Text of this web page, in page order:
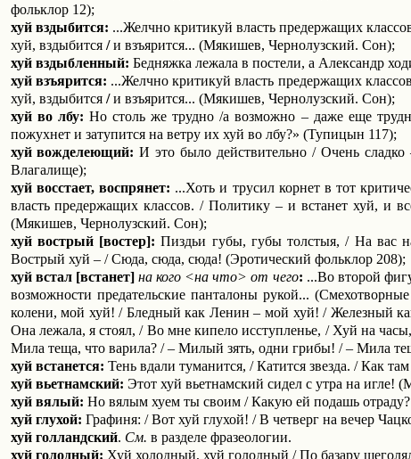
фольклор 12);
хуй вздыбится: ...Желчно критикуй власть предержащих
хуй, вздыбится /и взъя­рится... (Мякишев, Чернолузский. Сон);
хуй вздыбленный: Бедняжка лежала в по­стели, а Александр
хуй взъя­рится: ...Желчно критикуй власть предержащих
хуй, вздыбится /и взъя­рится... (Мякишев, Чернолузский. Сон);
хуй во лбу: Но столь же трудно /а возможно – даже еще
пожухнет и затупится на ветру их хуй во лбу?» (Тупицын 117);
хуй вожделеющий: И это было действительно / Очень
Влагалище);
хуй восстает, воспрянет: ...Хоть и трусил корнет в тот
власть предержащих классов. / Политику – и встанет хуй, и
(Мякишев, Чернолузский. Сон);
хуй вострый [востер]: Пиздьи губы, губы толстыя, / На вас
Вострый хуй – / Сюда, сюда, сюда! (Эротический фольклор 208);
хуй встал [встанет] на кого <на что> от чего: ...Во второй
возмож­ности предатель­ские панталоны рукой...
колени, мой хуй! / Бледный как Ленин – мой хуй! / Железный
Она лежала, я стоял, / Во мне кипело исступленье, / Хуй на
Мила теща, что варила? / – Милый зять, одни грибы! / – Мила
хуй встанется: Тень вдали туманится, / Катится звезда. / Как
хуй вьетнамский: Этот хуй вьетнамский сидел с утра на игле!
хуй вялый: Но вялым хуем ты своим / Какую ей подашь
хуй глухой: Графиня: / Вот хуй глухой! / В четверг на вечер
хуй голландский. См. в разделе фразеологии.
хуй голодный: Хуй холодный, хуй голодный / По базару